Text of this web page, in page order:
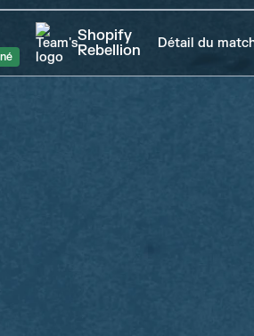
Shopify
Rebellion
Détail du